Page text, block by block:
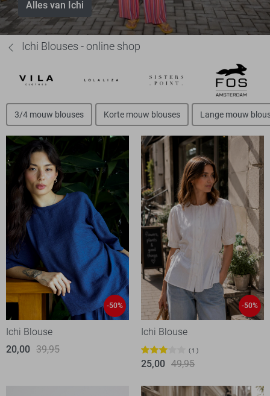
Alles van Ichi
Ichi Blouses - online shop
3/4 mouw blouses Korte mouw blouses Lange mouw
-50%
Ichi Blouse
20,00 39,95
-50%
Ichi Blouse
1
25,00 49,95